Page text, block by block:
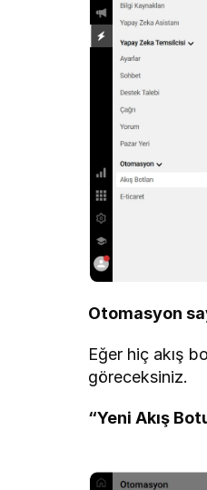
Otomasyon
Eğer hiç akış
göreceksiniz.
“Yeni Akış